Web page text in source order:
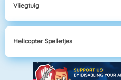
Vliegtuig
Helicopter Spelletjes